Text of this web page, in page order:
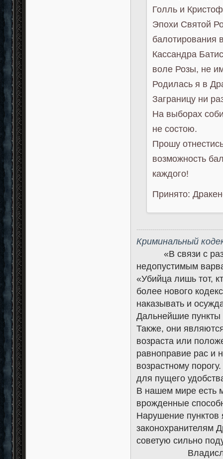
Голль и
Эпохи Святой
балотирования
Кассандра
воле Розы, не
Родилась я в
Заграницу ни
На выборах
не состою.
Прошу
возможность
каждого!
Принято:
Криминальный
«В связи с
недопустимым
«Убийца лишь тот,
более нового
наказывать и
Дальнейшие
Также, они
возраста или
равноправие рас и
возрастному
для пущего
В нашем мире есть
врожденные
Нарушение пунктов
законохранителям
советую сильно